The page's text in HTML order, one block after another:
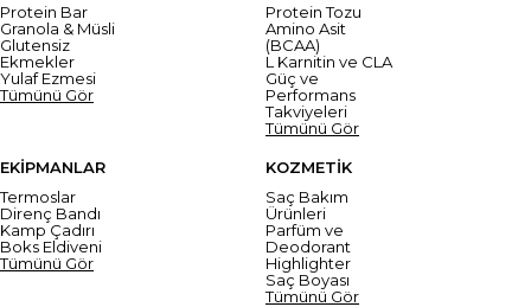
Protein Bar
Granola & Müsli
Glutensiz
Ekmekler
Yulaf Ezmesi
Tümünü Gör
Protein Tozu
Amino Asit
(BCAA)
L Karnitin ve CLA
Güç ve
Performans
Takviyeleri
Tümünü Gör
EKİPMANLAR
Termoslar
Direnç Bandı
Kamp Çadırı
Boks Eldiveni
Tümünü Gör
KOZMETİK
Saç Bakım
Ürünleri
Parfüm ve
Deodorant
Highlighter
Saç Boyası
Tümünü Gör